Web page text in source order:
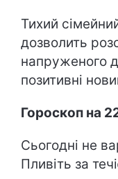
Тихий
дозволить
напруженого
позитивні
Гороскоп на
Сьогодні не
Пливіть за